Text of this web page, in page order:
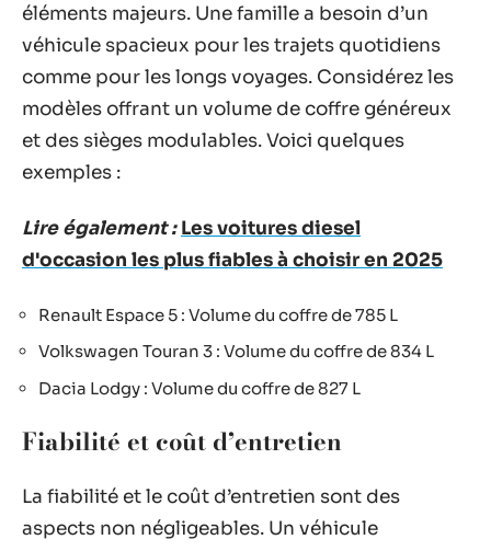
éléments majeurs. Une famille a besoin d’un
véhicule spacieux pour les trajets quotidiens
comme pour les longs voyages. Considérez les
modèles offrant un volume de coffre généreux
et des sièges modulables. Voici quelques
exemples :
Lire également : Les voitures diesel
d'occasion les plus fiables à choisir en 2025
Renault Espace 5 : Volume du coffre de 785 L
Volkswagen Touran 3 : Volume du coffre de 834 L
Dacia Lodgy : Volume du coffre de 827 L
Fiabilité et coût d’entretien
La fiabilité et le coût d’entretien sont des
aspects non négligeables. Un véhicule